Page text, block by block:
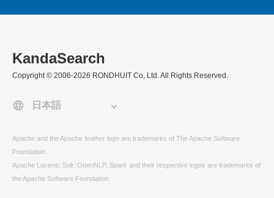
KandaSearch
Copyright © 2006-2026 RONDHUIT Co, Ltd. All Rights Reserved.
Apache and the Apache feather logo are trademarks of The Apache Software
Foundation.
Apache Lucene, Solr, OpenNLP, Spark and their respective logos are trademarks of
the Apache Software Foundation.